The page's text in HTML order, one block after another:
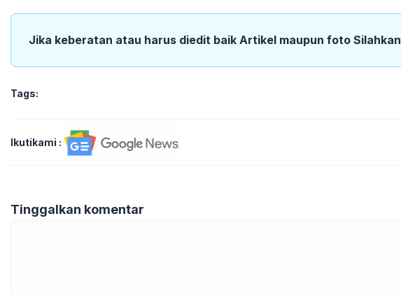
Jika keberatan atau harus diedit baik Artikel maupun foto Silahkan
Tags:
Ikutikami :
Tinggalkan komentar